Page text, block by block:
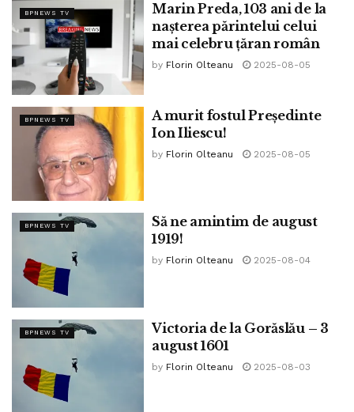
BPNEWS TV
Marin Preda, 103 ani de la
nașterea părintelui celui
mai celebru țăran român
by Florin Olteanu 2025-08-05
BPNEWS TV
A murit fostul Președinte
Ion Iliescu!
by Florin Olteanu 2025-08-05
BPNEWS TV
Să ne amintim de august
1919!
by Florin Olteanu 2025-08-04
BPNEWS TV
Victoria de la Gorăslău – 3
august 1601
by Florin Olteanu 2025-08-03